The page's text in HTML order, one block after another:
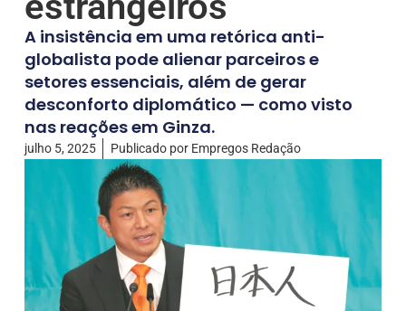
A insistência em uma retórica anti-
globalista pode alienar parceiros e
setores essenciais, além de gerar
desconforto diplomático — como visto
nas reações em Ginza.
julho 5, 2025 Publicado porEmpregos Redação